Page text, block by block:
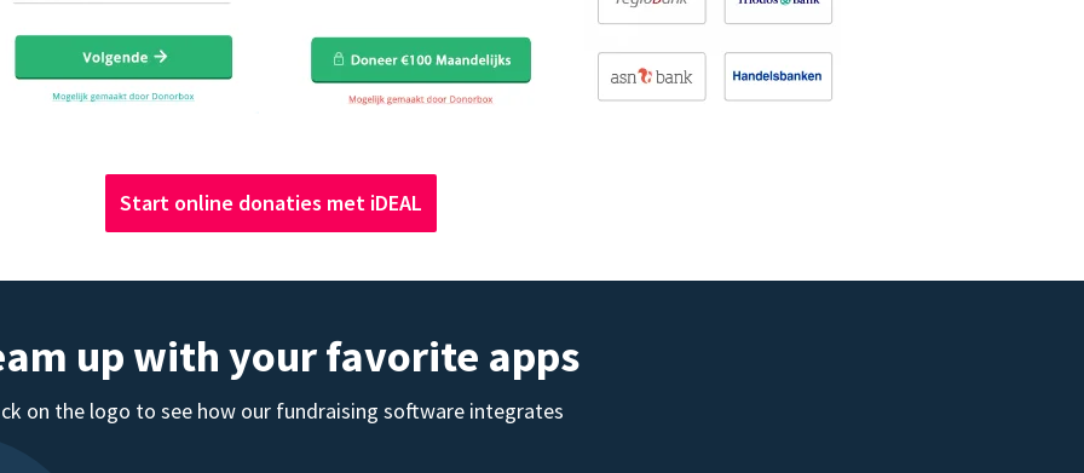
Start online donaties met iDEAL
up with your favorite apps
on the logo to see how our fundraising software integrates